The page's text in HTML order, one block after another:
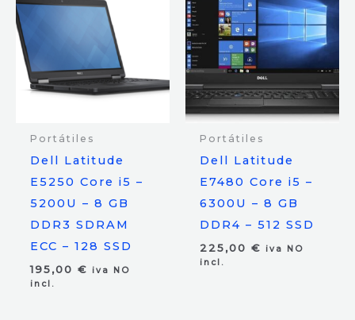
Portátiles
Dell Latitude
E5250 Core i5 –
5200U – 8 GB
DDR3 SDRAM
ECC – 128 SSD
195,00 €
iva NO
incl.
Portátiles
Dell Latitude
E7480 Core i5 –
6300U – 8 GB
DDR4 – 512 SSD
225,00 €
iva NO
incl.